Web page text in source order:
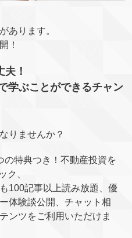
あります。
！
！
学ぶことができるチャン
りませんか？
の特典つき！不動産投資を
ク、
100記事以上読み放題、優
体験談公開、チャット相
ンツをご利用いただけま